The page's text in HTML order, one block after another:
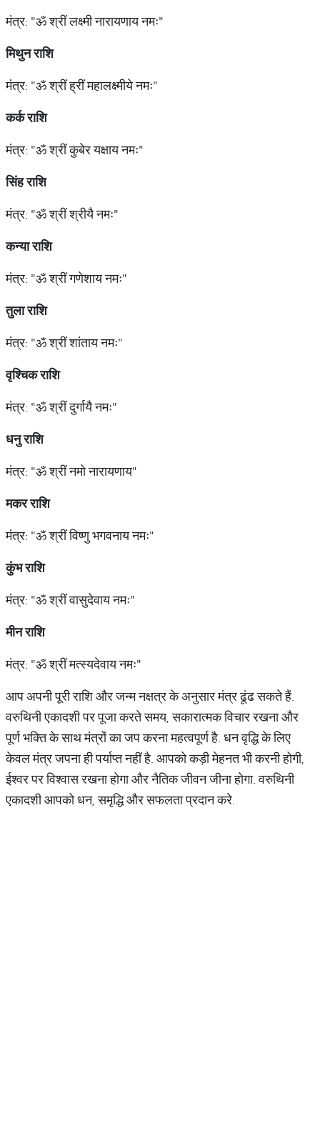
मंत्र: "ॐ श्रीं लक्ष्मी नारायणाय नमः"
मिथुनराशि
मंत्र: "ॐ श्रीं ह्रीं महालक्ष्मीये नमः"
कर्कराशि
मंत्र: "ॐ श्रीं कुबेर यक्षाय नमः"
सिंहराशि
मंत्र: "ॐ श्रीं श्रीयै नमः"
कन्याराशि
मंत्र: "ॐ श्रीं गणेशाय नमः"
तुलाराशि
मंत्र: "ॐ श्रीं शांताय नमः"
वृश्चिकराशि
मंत्र: "ॐ श्रीं दुर्गायै नमः"
धनुराशि
मंत्र: "ॐ श्रीं नमो नारायणाय"
मकरराशि
मंत्र: "ॐ श्रीं विष्णु भगवनाय नमः"
कुंभराशि
मंत्र: "ॐ श्रीं वासुदेवाय नमः"
मीनराशि
मंत्र: "ॐ श्रीं मत्स्यदेवाय नमः"
आप अपनी पूरी राशि और जन्म नक्षत्र के अनुसार मंत्र ढूंढ सकते हैं.
वरुथिनी एकादशी पर पूजा करते समय, सकारात्मक विचार रखना और
पूर्ण भक्ति के साथ मंत्रों का जप करना महत्वपूर्ण है. धन वृद्धि के लिए
केवल मंत्र जपना ही पर्याप्त नहीं है. आपको कड़ी मेहनत भी करनी होगी,
ईश्वर पर विश्वास रखना होगा और नैतिक जीवन जीना होगा. वरुथिनी
एकादशी आपको धन, समृद्धि और सफलता प्रदान करे.